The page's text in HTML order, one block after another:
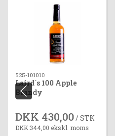
525-101010
Laird´s 100 Apple
Brandy
DKK 430,00 / STK
DKK 344,00 ekskl. moms